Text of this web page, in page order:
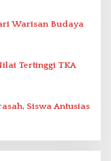
Warisan Budaya
Tertinggi TKA
Siswa Antusias